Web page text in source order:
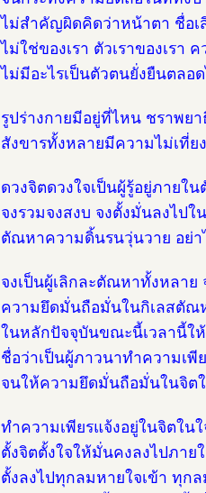
ไม่สำคัญผิดคิดว่าหน้าตา ชื่อเ
ไม่ใช่ของเรา ตัวเราของเรา
ไม่มีอะไรเป็นตัวตนยั่งยืนตลอด
รูปร่างกายมีอยู่ที่ไหน ชราพย
สังขารทั้งหลายมีความไม่เที่
ดวงจิตดวงใจเป็นผู้รู้อยู่ภายใ
จงรวมจงสงบ จงตั้งมั่นลงไปใ
ตัณหาความดิ้นรนวุ่นวาย อย่า
จงเป็นผู้เลิกละตัณหาทั้งหลา
ความยึดมั่นถือมั่นในกิเลสตัณ
ในหลักปัจจุบันขณะนี้เวลานี้ใ
ชื่อว่าเป็นผู้ภาวนาทำความเพี
จนให้ความยึดมั่นถือมั่นในจิตใ
ทำความเพียรแจ้งอยู่ในจิตใน
ตั้งจิตตั้งใจให้มั่นคงลงไปภาย
ตั้งลงไปทุกลมหายใจเข้า ทุก